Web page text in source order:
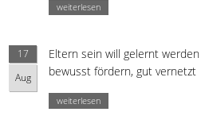
weiterlesen
17
Aug
Eltern sein will gelernt
bewusst fördern, gut vernetzt
weiterlesen